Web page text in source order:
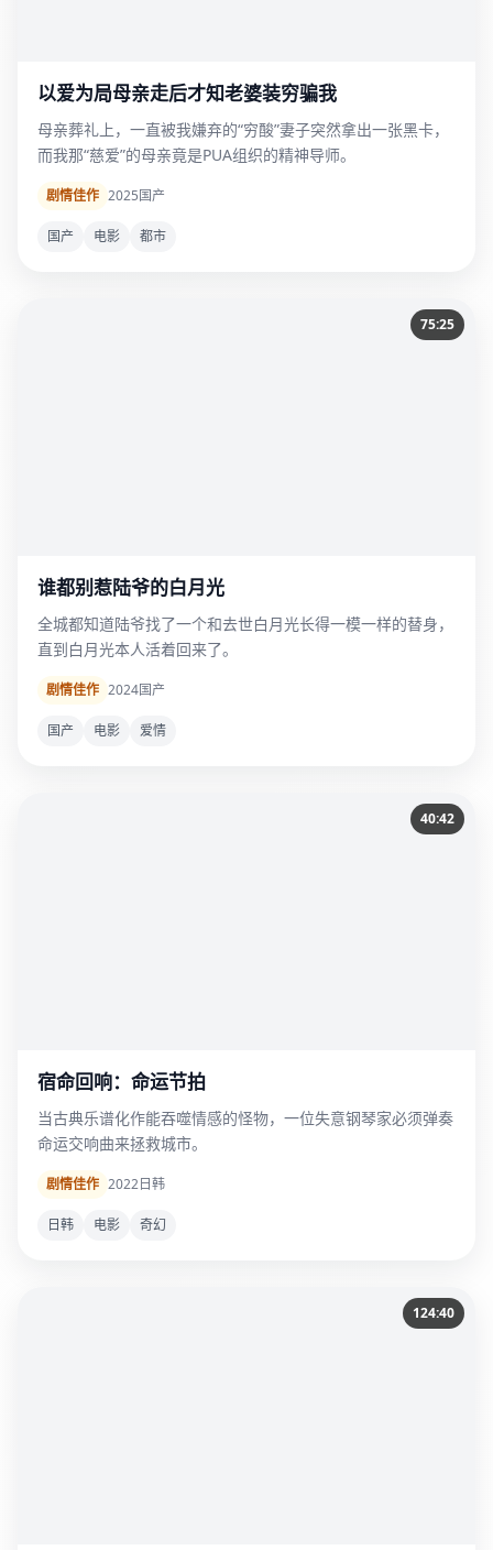
以爱为局母亲走后才知老婆装穷骗我
母亲葬礼上，一直被我嫌弃的“穷酸”妻子突然拿出一张黑卡，
而我那“慈爱”的母亲竟是PUA组织的精神导师。
剧情佳作 2025国产
国产 电影 都市
75:25
谁都别惹陆爷的白月光
全城都知道陆爷找了一个和去世白月光长得一模一样的替身，
直到白月光本人活着回来了。
剧情佳作 2024国产
国产 电影 爱情
40:42
宿命回响：命运节拍
当古典乐谱化作能吞噬情感的怪物，一位失意钢琴家必须弹奏
命运交响曲来拯救城市。
剧情佳作 2022日韩
日韩 电影 奇幻
124:40